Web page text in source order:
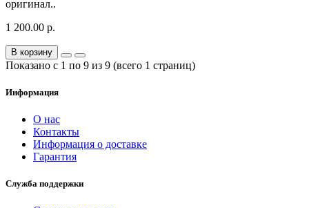
оригинал..
1 200.00 р.
В корзину
Показано с 1 по 9 из 9 (всего 1 страниц)
Информация
О нас
Контакты
Информация о доставке
Гарантия
Служба поддержки